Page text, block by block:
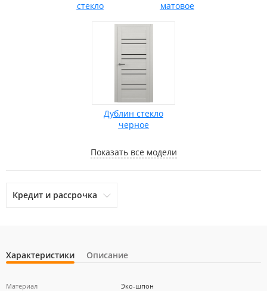
стекло матовое
Дублин стекло
черное
Показать все модели
Кредит и рассрочка
otpbank
Характеристики
Материал Эко-шпон
Описание